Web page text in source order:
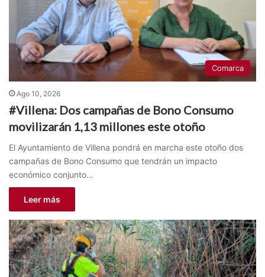
Comarca
Ago 10, 2026
#Villena: Dos campañas de Bono Consumo
movilizarán 1,13 millones este otoño
El Ayuntamiento de Villena pondrá en marcha este otoño dos
campañas de Bono Consumo que tendrán un impacto
económico conjunto…
Leer más